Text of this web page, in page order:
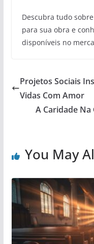
Descubra tudo
para sua obra e
disponíveis no
Projetos Sociais
Vidas Com Amor
A Caridade
You May